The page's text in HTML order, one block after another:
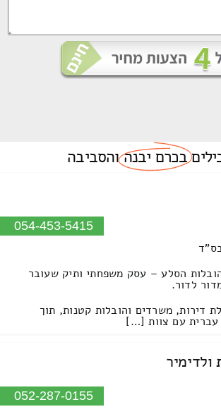
בכרם יבנהוהסביבה
054-453-5415
הסלע – עסק משפחתי ותיק שעובר
לדור.
דירות, משרדים והובלות קטנות, תוך
עם צוות […]
ולדימיר
052-287-0155